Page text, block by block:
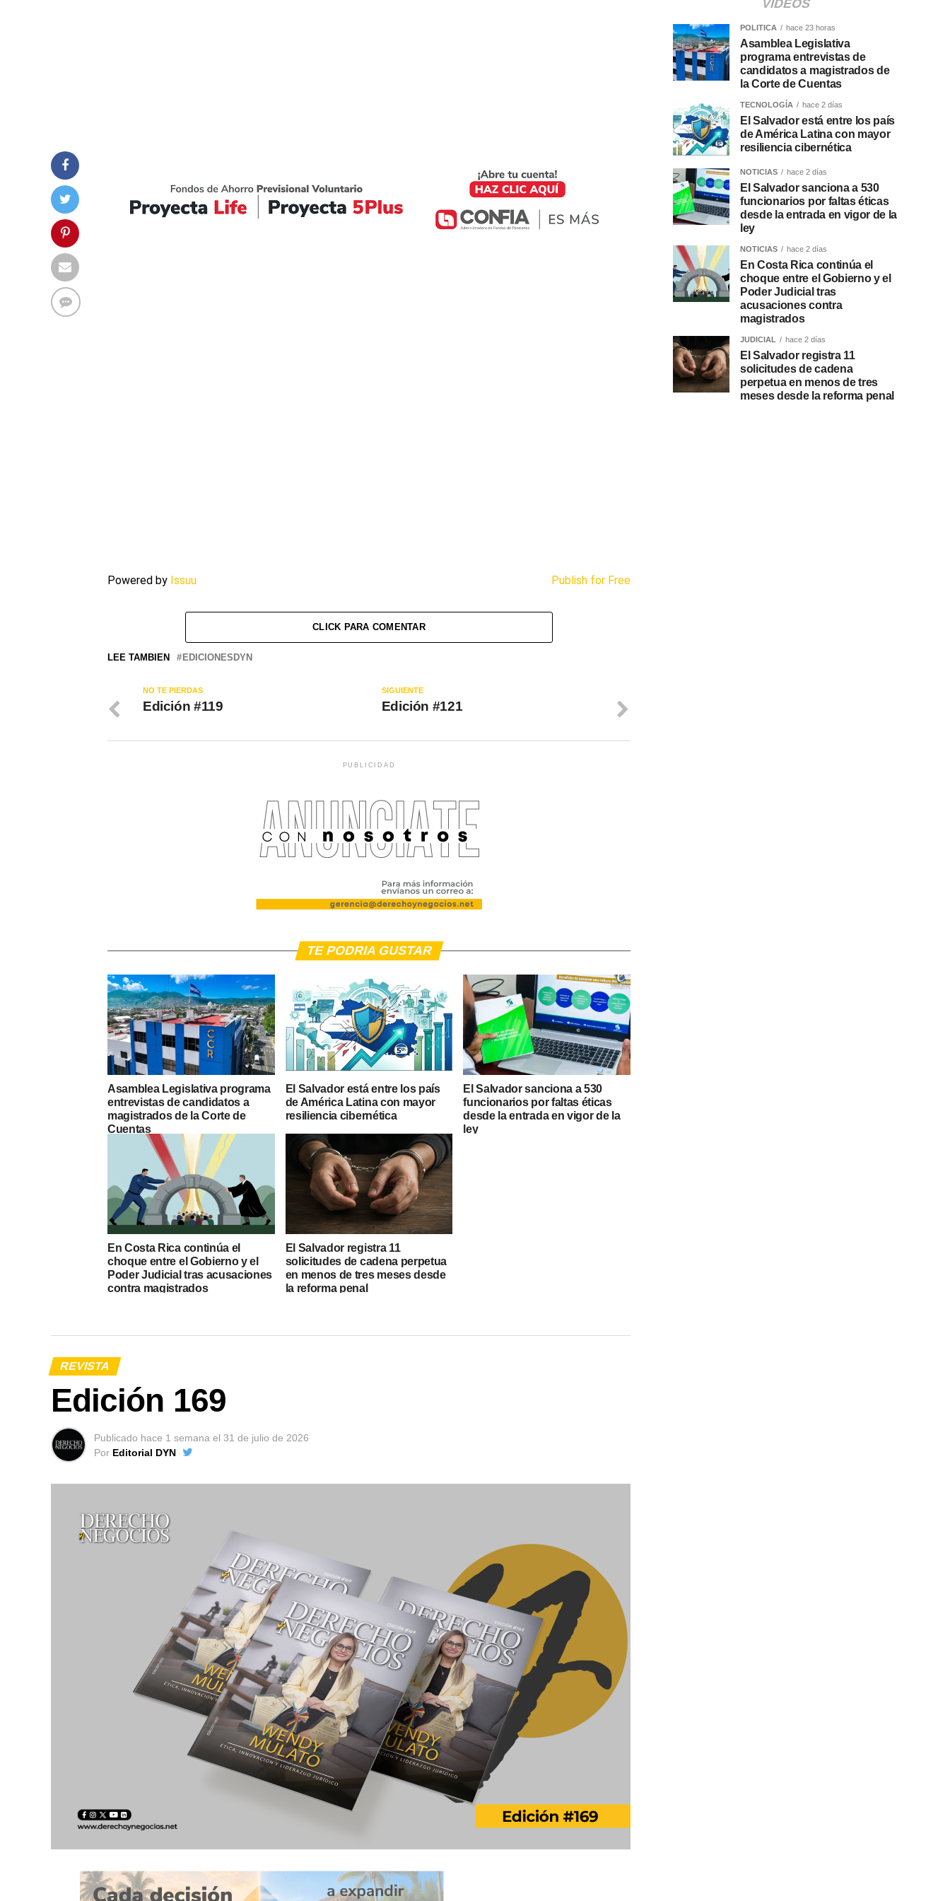
Powered by Issuu Publish for Free
CLICK PARA COMENTAR
LEE TAMBIEN EDICIONESDYN
SIGUIENTE
Edición #121
NO TE PIERDAS
Edición #119
PUBLICIDAD
TE PODRIA GUSTAR
Asamblea Legislativa programa
entrevistas de candidatos a
magistrados de la Corte de
Cuentas
El Salvador está entre los país
de América Latina con mayor
resiliencia cibernética
El Salvador sanciona a 530
funcionarios por faltas éticas
desde la entrada en vigor de la
ley
En Costa Rica continúa el
choque entre el Gobierno y el
Poder Judicial tras acusaciones
contra magistrados
El Salvador registra 11
solicitudes de cadena perpetua
en menos de tres meses desde
la reforma penal
REVISTA
Edición 169
Publicado hace 1 semana el 31 de julio de 2026
Por Editorial DYN
VIDEOS
POLITICA hace 23 horas
Asamblea Legislativa
programa entrevistas de
candidatos a magistrados de
la Corte de Cuentas
TECNOLOGÍA hace 2 días
El Salvador está entre los país
de América Latina con mayor
resiliencia cibernética
NOTICIAS hace 2 días
El Salvador sanciona a 530
funcionarios por faltas éticas
desde la entrada en vigor de la
ley
NOTICIAS hace 2 días
En Costa Rica continúa el
choque entre el Gobierno y el
Poder Judicial tras
acusaciones contra
magistrados
JUDICIAL hace 2 días
El Salvador registra 11
solicitudes de cadena
perpetua en menos de tres
meses desde la reforma penal